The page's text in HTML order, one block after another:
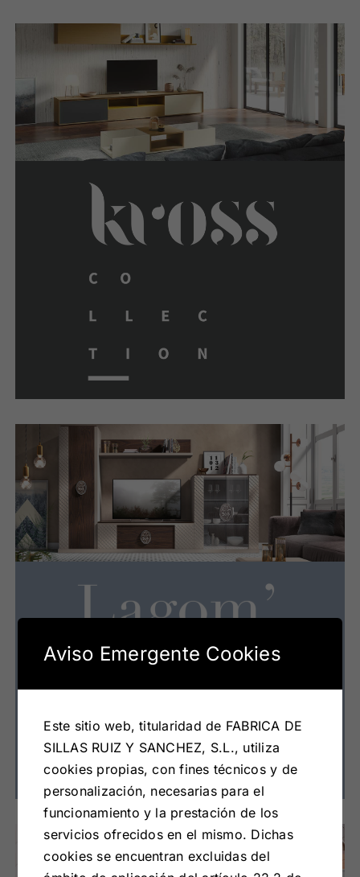
Aviso Emergente Cookies
Este sitio web, titularidad de FABRICA DE
SILLAS RUIZ Y SANCHEZ, S.L., utiliza
cookies propias, con fines técnicos y de
personalización, necesarias para el
funcionamiento y la prestación de los
servicios ofrecidos en el mismo. Dichas
cookies se encuentran excluidas del